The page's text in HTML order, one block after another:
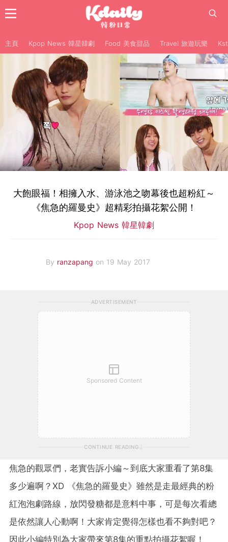
主頁 Kpop News 韓星韓劇 Food 美食甜品 Travel 旅遊玩樂
大飽眼福！相擁入水、游泳池之吻幕後也超粉紅～
《焦急的羅曼史》超精彩拍攝花絮公開！
Kpop News 韓星韓劇
By ranzapang on 19 May 2017
ADVERTISEMENT
Sponsored Content
CONTINUE READING
焦急的觀眾們，老實告訴小編～到底大家重看了第8集
多少遍啊？XD 《焦急的羅曼史》雖然是走最經典的粉
紅泡泡劇路線，放閃發糖都是意料中事，可是每次看總
是依然讓人心動啊！大家肯定覺得怎樣也看不夠對吧？
因此小編特別為大家帶來第8集的重點拍攝花絮喔！